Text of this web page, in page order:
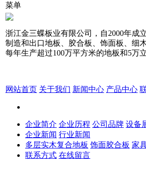
菜单
浙江金三蝶板业有限公司，自2000年成
制造和出口地板、胶合板、饰面板、细
每年生产超过100万平方米的地板和5万
网站首页 关于我们 新闻中心 产品中心
企业简介 企业历程 公司品牌 设备
企业新闻 行业新闻
多层实木复合地板 饰面胶合板 家
联系方式 在线留言